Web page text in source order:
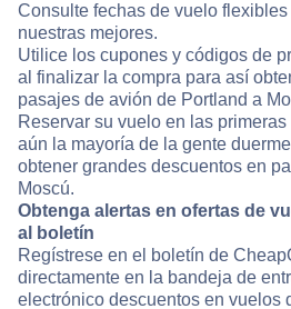
Consulte fechas de vuelo
nuestras mejores.
Utilice los cupones y códigos de
al finalizar la compra para así
pasajes de avión de Portland a
Reservar su vuelo en las
aún la mayoría de la gente
obtener grandes descuentos en
Moscú.
Obtenga alertas en ofertas de
al boletín
Regístrese en el boletín de
directamente en la bandeja de
electrónico descuentos en vuelos